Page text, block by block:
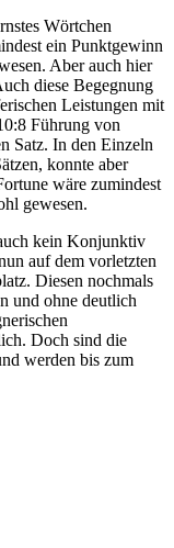
Wörtchen
ein Punktgewinn
Aber auch hier
diese Begegnung
Leistungen mit
Führung von
Satz. In den Einzeln
konnte aber
wäre zumindest
gewesen.
kein Konjunktiv
auf dem vorletzten
Diesen nochmals
und ohne deutlich
Doch sind die
werden bis zum